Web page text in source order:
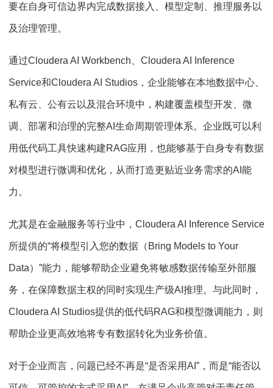
要在自身可信边界内完成数据接入、模型定制、推理服务以
及治理管理。
通过Cloudera AI Workbench、Cloudera AI Inference
Service和Cloudera AI Studios，企业能够在本地数据中心、
私有云、公有云以及混合环境中，构建覆盖模型开发、微
调、部署和治理的完整AI生命周期管理体系。企业既可以利
用低代码工具快速构建RAG应用，也能够基于自身专有数据
对模型进行微调和优化，从而打造更贴近业务需求的AI能
力。
尤其是在金融服务等行业中，Cloudera AI Inference Service
所提供的“将模型引入您的数据（Bring Models to Your
Data）”能力，能够帮助企业避免将敏感数据传输至外部服
务，在保障数据主权的同时实现生产级AI推理。与此同时，
Cloudera AI Studios提供的低代码RAG和模型微调能力，则
帮助企业更高效地将专有数据转化为业务价值。
对于企业而言，问题已经不再是“是否采用AI”，而是“能否以